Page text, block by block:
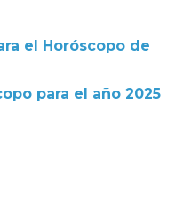
el Horóscopo de
para el año 2025